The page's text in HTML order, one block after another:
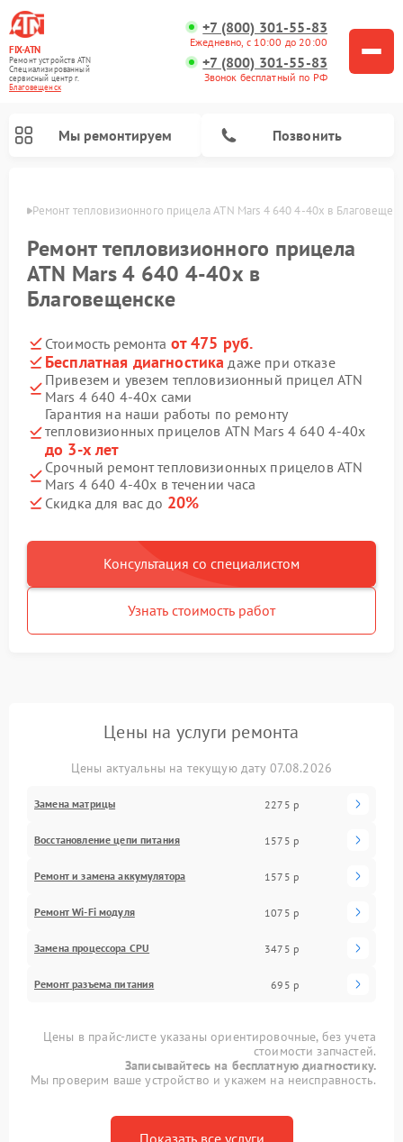
FIX-ATN
Ремонт устройств ATN
Специализированный
cервисный центр г.
Благовещенск
+7 (800) 301-55-83
Ежедневно, с 10:00 до 20:00
+7 (800) 301-55-83
Звонок бесплатный по РФ
Мы ремонтируем Позвонить
Ремонт тепловизионного прицела ATN Mars 4 640 4-40х в
Ремонт тепловизионного прицела
ATN Mars 4 640 4-40х в
Благовещенске
Стоимость ремонта от 475 руб.
Бесплатная диагностика даже при отказе
Привезем и увезем тепловизионный прицел ATN
Mars 4 640 4-40х сами
Гарантия на наши работы по ремонту
тепловизионных прицелов ATN Mars 4 640 4-40х
до 3-х лет
Срочный ремонт тепловизионных прицелов ATN
Mars 4 640 4-40х в течении часа
Скидка для вас до 20%
Консультация со специалистом
Узнать стоимость работ
Цены на услуги ремонта
Цены актуальны на текущую дату 07.08.2026
Замена матрицы 2275 р
Восстановление цепи питания 1575 р
Ремонт и замена аккумулятора 1575 р
Ремонт Wi-Fi модуля 1075 р
Замена процессора CPU 3475 р
Ремонт разъема питания 695 р
Цены в прайс-листе указаны ориентировочные, без учета
стоимости запчастей.
Записывайтесь на бесплатную диагностику.
Мы проверим ваше устройство и укажем на неисправность.
Показать все услуги